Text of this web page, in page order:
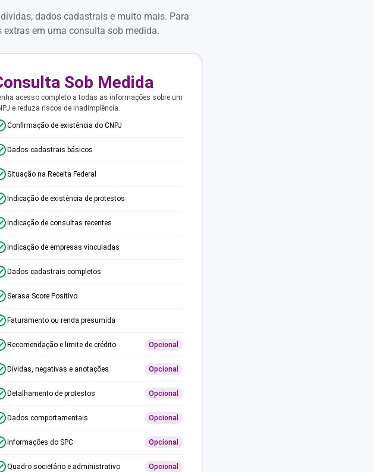
dados cadastrais e muito mais. Para
em uma consulta sob medida.
Sob Medida
acesso completo a todas as informações sobre um
e reduza riscos de inadimplência.
Confirmação de existência do CNPJ
Dados cadastrais básicos
Situação na Receita Federal
Indicação de existência de protestos
Indicação de consultas recentes
Indicação de empresas vinculadas
Dados cadastrais completos
Serasa Score Positivo
Faturamento ou renda presumida
Recomendação e limite de crédito Opcional
Dívidas, negativas e anotações Opcional
Detalhamento de protestos Opcional
Dados comportamentais Opcional
Informações do SPC Opcional
Quadro societário e administrativo Opcional